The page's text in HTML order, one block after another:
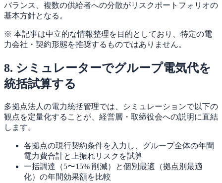
バランス、複数の供給者への分散がリスクポートフォリオの
基本方針となる。
※ 本記事は中立的な情報整理を目的としており、特定の電
力会社・契約形態を推奨するものではありません。
8. シミュレーターでグループ電気代を
統括試算する
多拠点法人の電力統括管理では、シミュレーションで以下の
観点を定量化することが、経営層・取締役会への説明に直結
します。
各拠点の現行契約条件を入力し、グループ全体の年間
電力費合計と上振れリスクを試算
一括調達（5〜15% 削減）と個別最適（拠点別最適
化）の年間効果額を比較